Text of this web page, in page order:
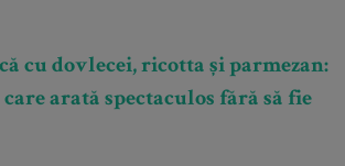
cu dovlecei, ricotta și parmezan:
arată spectaculos fără să fie